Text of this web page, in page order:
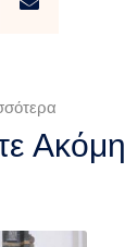
Ακόμη